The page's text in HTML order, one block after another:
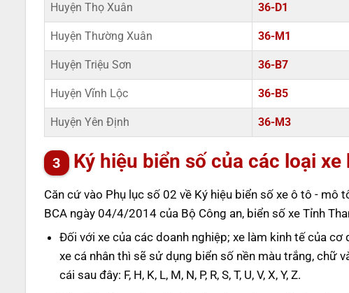
Huyện Thọ Xuân 36-D1
Huyện Thường Xuân 36-M1
Huyện Triệu Sơn 36-B7
Huyện Vĩnh Lộc 36-B5
Huyện Yên Định 36-M3
Ký hiệu biển số của các loại
Căn cứ vào Phụ lục số 02 về Ký hiệu biển số xe ô tô -
BCA ngày 04/4/2014 của Bộ Công an, biển số xe Tỉnh
Đối với xe của các doanh nghiệp; xe làm kinh tế của
xe cá nhân thì sẽ sử dụng biển số nền màu trắng, chữ
cái sau đây: F, H, K, L, M, N, P, R, S, T, U, V, X, Y, Z.